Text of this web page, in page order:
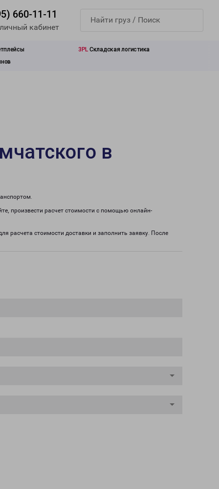
660-11-11
кабинет
3PL Складская логистика
в
произвести расчет стоимости с помощью онлайн-
расчета стоимости доставки и заполнить заявку. После